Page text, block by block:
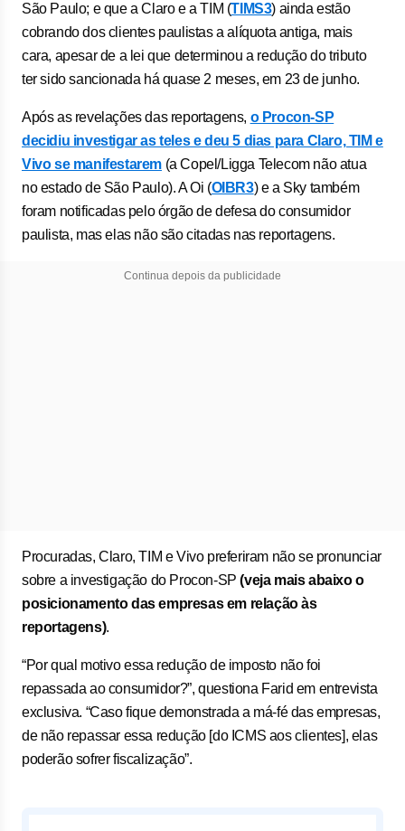
São Paulo; e que a Claro e a TIM (TIMS3) ainda estão
cobrando dos clientes paulistas a alíquota antiga, mais
cara, apesar de a lei que determinou a redução do tributo
ter sido sancionada há quase 2 meses, em 23 de junho.
Após as revelações das reportagens, o Procon-SP
decidiu investigar as teles e deu 5 dias para Claro, TIM e
Vivo se manifestarem (a Copel/Ligga Telecom não atua
no estado de São Paulo). A Oi (OIBR3) e a Sky também
foram notificadas pelo órgão de defesa do consumidor
paulista, mas elas não são citadas nas reportagens.
Continua depois da publicidade
Procuradas, Claro, TIM e Vivo preferiram não se pronunciar
sobre a investigação do Procon-SP(veja mais abaixo o
posicionamento das empresas em relação às
reportagens).
“Por qual motivo essa redução de imposto não foi
repassada ao consumidor?”, questiona Farid em entrevista
exclusiva. “Caso fique demonstrada a má-fé das empresas,
de não repassar essa redução [do ICMS aos clientes], elas
poderão sofrer fiscalização”.